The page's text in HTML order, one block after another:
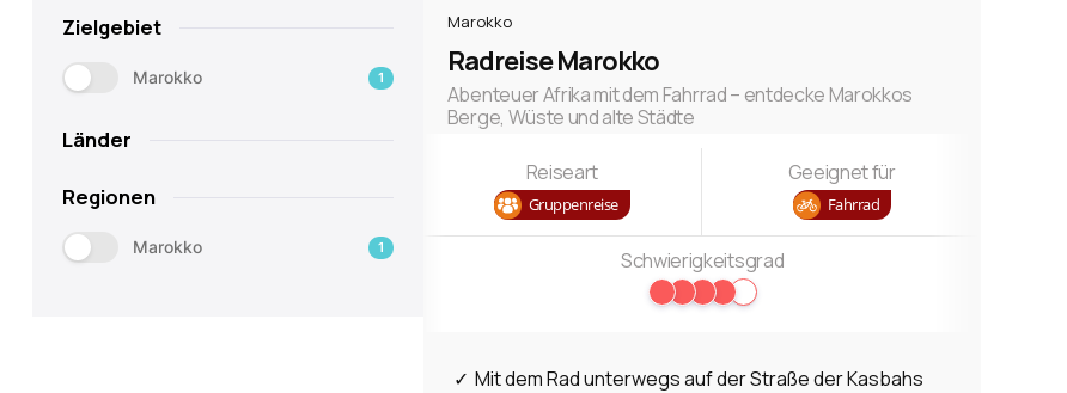
Marokko
Radreise Marokko
Abenteuer Afrika mit dem Fahrrad – entdecke Marokkos
Berge, Wüste und alte Städte
Schwierigkeitsgrad
Reiseart
Gruppenreise
Geeignet für
Fahrrad
Mit dem Rad unterwegs auf der Straße der Kasbahs
Zielgebiet
Marokko 1
Länder
Regionen
Marokko 1